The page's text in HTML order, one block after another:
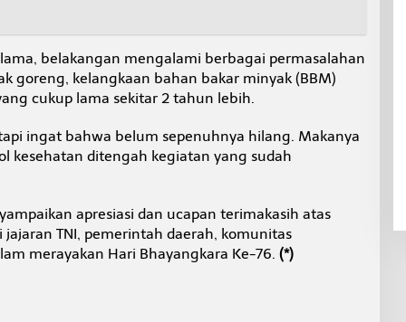
belakangan mengalami berbagai permasalahan
goreng, kelangkaan bahan bakar minyak (BBM)
cukup lama sekitar 2 tahun lebih.
ingat bahwa belum sepenuhnya hilang. Makanya
kesehatan ditengah kegiatan yang sudah
apresiasi dan ucapan terimakasih atas
jajaran TNI, pemerintah daerah, komunitas
merayakan Hari Bhayangkara Ke-76. (*)